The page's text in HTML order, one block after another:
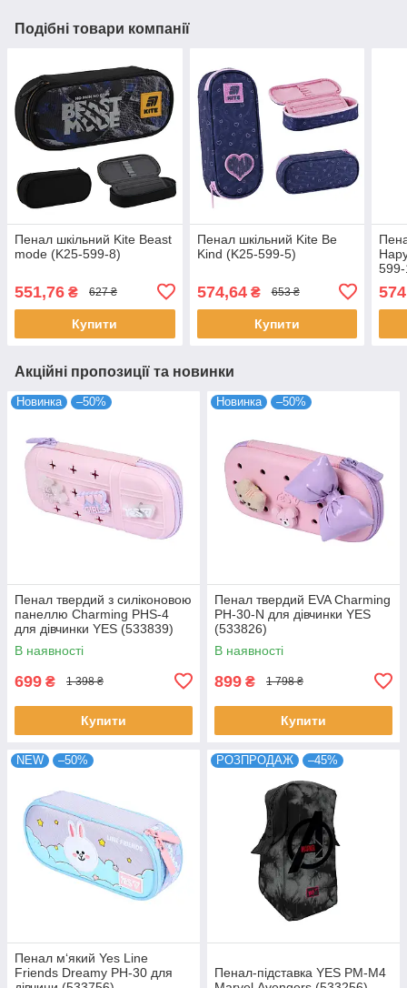
Подібні товари компанії
Пенал шкільний Kite Beast
mode (K25-599-8)
551,76 ₴ 627 ₴
Купити
Пенал шкільний Kite Be
Kind (K25-599-5)
574,64₴ 653 ₴
Купити
Акційні пропозиції та новинки
Новинка –50%
Пенал твердий з силіконовою
панеллю Charming PHS-4
для дівчинки YES (533839)
В наявності
699 ₴ 1 398 ₴
Купити
Новинка –50%
Пенал твердий EVA Charming
PH-30-N для дівчинки YES
(533826)
В наявності
899 ₴ 1 798 ₴
Купити
NEW –50%
Пенал м‘який Yes Line
Friends Dreamy PH-30 для
РОЗПРОДАЖ –45%
Пенал-підставка YES PM-M4